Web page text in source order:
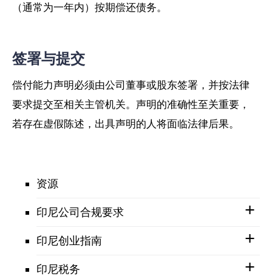
（通常为一年内）按期偿还债务。
签署与提交
偿付能力声明必须由公司董事或股东签署，并按法律
要求提交至相关主管机关。声明的准确性至关重要，
若存在虚假陈述，出具声明的人将面临法律后果。
资源
印尼公司合规要求
印尼创业指南
印尼税务